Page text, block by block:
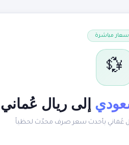
مباشرة
💱
إلى ريال عُماني
عُماني بأحدث سعر صرف محدّث لحظياً